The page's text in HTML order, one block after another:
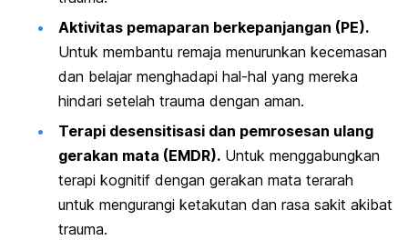
Aktivitas pemaparan berkepanjangan (PE).
Untuk membantu remaja menurunkan kecemasan
dan belajar menghadapi hal-hal yang mereka
hindari setelah trauma dengan aman.
Terapi desensitisasi dan pemrosesan ulang
gerakan mata (EMDR). Untuk menggabungkan
terapi kognitif dengan gerakan mata terarah
untuk mengurangi ketakutan dan rasa sakit akibat
trauma.